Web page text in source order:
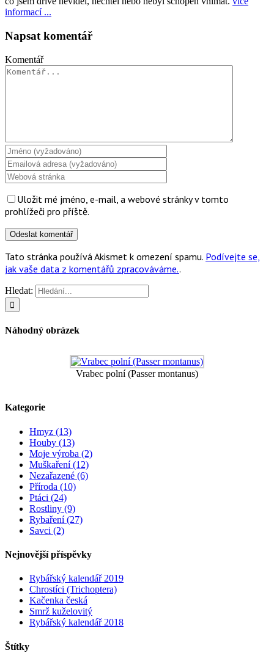
informací ...
Napsat komentář
Komentář
Uložit mé jméno, e-mail, a webové stránky v tomto
prohlížeči pro příště.
Tato stránka používá Akismet k omezení spamu. Podívejte se,
jak vaše data z komentářů zpracováváme..
Hledat:
Náhodný obrázek
Vrabec polní (Passer montanus)
Kategorie
Hmyz (13)
Houby (13)
Moje výroba (2)
Muškaření (12)
Nezařazené (6)
Příroda (10)
Ptáci (24)
Rostliny (9)
Rybaření (27)
Savci (2)
Nejnovější příspěvky
Rybářský kalendář 2019
Chrostíci (Trichoptera)
Kačenka česká
Smrž kuželovitý
Rybářský kalendář 2018
Štítky